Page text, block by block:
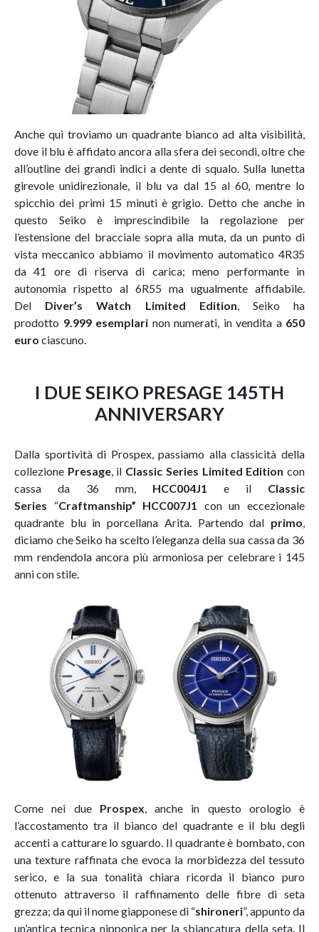
Anche qui troviamo un quadrante bianco ad alta visibilità,
dove il blu è affidato ancora alla sfera dei secondi, oltre che
all’outline dei grandi indici a dente di squalo. Sulla lunetta
girevole unidirezionale, il blu va dal 15 al 60, mentre lo
spicchio dei primi 15 minuti è grigio. Detto che anche in
questo Seiko è imprescindibile la regolazione per
l’estensione del bracciale sopra alla muta, da un punto di
vista meccanico abbiamo il movimento automatico 4R35
da 41 ore di riserva di carica; meno performante in
autonomia rispetto al 6R55 ma ugualmente affidabile.
Del Diver’s Watch Limited Edition , Seiko ha
prodotto 9.999 esemplari non numerati, in vendita a 650
euro ciascuno.
I DUE SEIKO PRESAGE 145TH
ANNIVERSARY
Dalla sportività di Prospex, passiamo alla classicità della
collezione Presage, il Classic Series Limited Editioncon
cassa da 36 mm, HCC004J1 e il Classic
Series “Craftmanship” HCC007J1 con un eccezionale
quadrante blu in porcellana Arita. Partendo dal primo
diciamo che Seiko ha scelto l’eleganza della sua cassa da 36
mm rendendola ancora più armoniosa per celebrare i 145
anni con stile.
Come nei due Prospex , anche in questo orologio è
l’accostamento tra il bianco del quadrante e il blu degli
accenti a catturare lo sguardo. Il quadrante è bombato, con
una texture raffinata che evoca la morbidezza del tessuto
serico, e la sua tonalità chiara ricorda il bianco puro
ottenuto attraverso il raffinamento delle fibre di seta
grezza; da qui il nome giapponese di “shironeri”, appunto da
un’antica tecnica nipponica per la sbiancatura della seta. Il